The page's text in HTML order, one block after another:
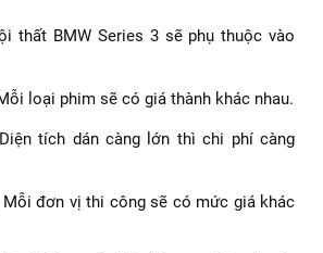
thất BMW Series 3 sẽ phụ thuộc vào
loại phim sẽ có giá thành khác nhau.
tích dán càng lớn thì chi phí càng
đơn vị thi công sẽ có mức giá khác